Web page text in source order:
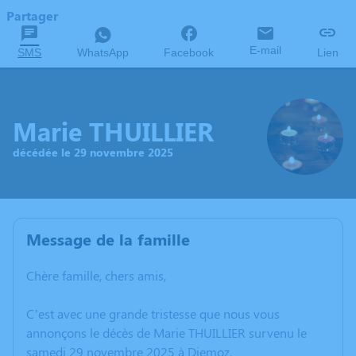
Partager
SMS WhatsApp Facebook E-mail Lien
Marie THUILLIER
décédée le 29 novembre 2025
Message de la famille
Chère famille, chers amis,
C’est avec une grande tristesse que nous vous
annonçons le décès de Marie THUILLIER survenu le
samedi 29 novembre 2025 à Diemoz.